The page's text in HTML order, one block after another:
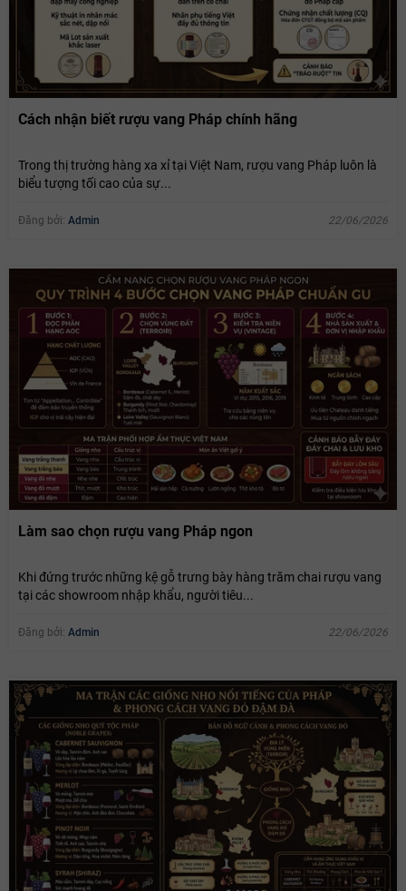
Cách nhận biết rượu vang Pháp chính hãng
Trong thị trường hàng xa xỉ tại Việt Nam, rượu vang Pháp luôn là
biểu tượng tối cao của sự...
Đăng bởi: Admin 22/06/2026
Làm sao chọn rượu vang Pháp ngon
Khi đứng trước những kệ gỗ trưng bày hàng trăm chai rượu vang
tại các showroom nhập khẩu, người tiêu...
Đăng bởi: Admin 22/06/2026